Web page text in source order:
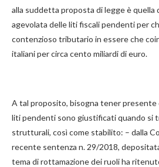
alla suddetta proposta di legge è quella
agevolata delle liti fiscali pendenti per
contenzioso tributario in essere che
italiani per circa cento miliardi di euro.
A tal proposito, bisogna tener presente
liti pendenti sono giustificati quando si
strutturali, così come stabilito: – dalla
recente sentenza n. 29/2018,
tema di rottamazione dei ruoli ha